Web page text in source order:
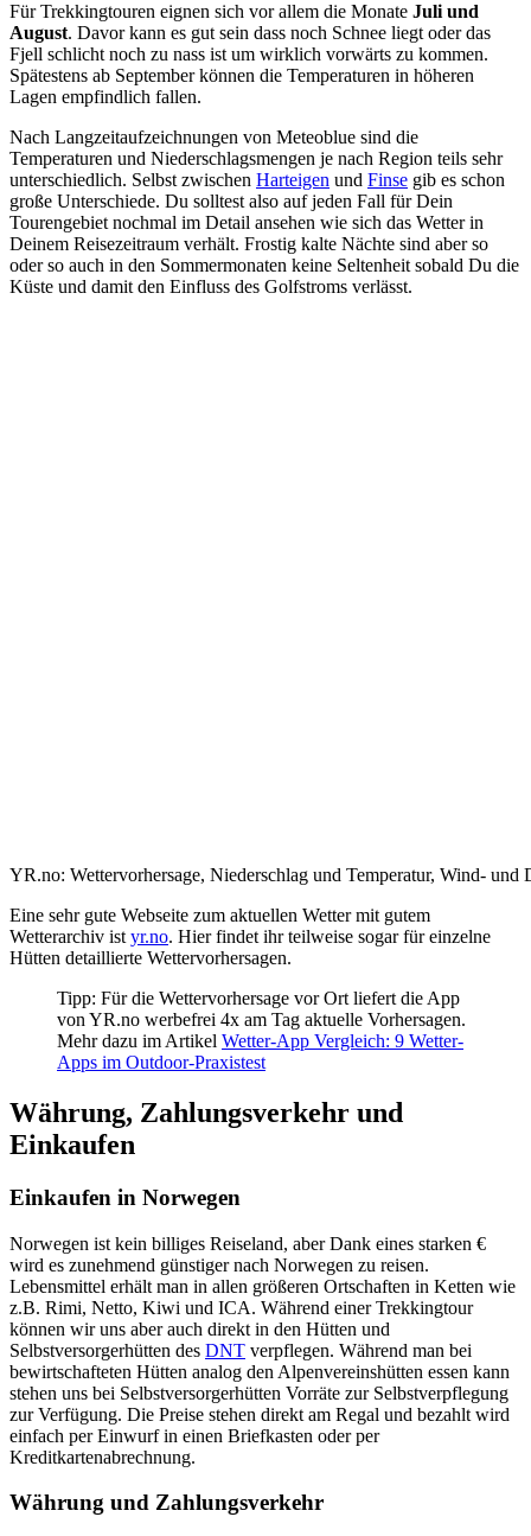
Für Trekkingtouren eignen sich vor allem die Monate Juli und
August. Davor kann es gut sein dass noch Schnee liegt oder das
Fjell schlicht noch zu nass ist um wirklich vorwärts zu kommen.
Spätestens ab September können die Temperaturen in höheren
Lagen empfindlich fallen.
Nach Langzeitaufzeichnungen von Meteoblue sind die
Temperaturen und Niederschlagsmengen je nach Region teils sehr
unterschiedlich. Selbst zwischen Harteigen und Finse gib es schon
große Unterschiede. Du solltest also auf jeden Fall für Dein
Tourengebiet nochmal im Detail ansehen wie sich das Wetter in
Deinem Reisezeitraum verhält. Frostig kalte Nächte sind aber so
oder so auch in den Sommermonaten keine Seltenheit sobald Du die
Küste und damit den Einfluss des Golfstroms verlässt.
YR.no: Wettervorhersage, Niederschlag und Temperatur, Wind- und
Eine sehr gute Webseite zum aktuellen Wetter mit gutem
Wetterarchiv ist yr.no. Hier findet ihr teilweise sogar für einzelne
Hütten detaillierte Wettervorhersagen.
Tipp: Für die Wettervorhersage vor Ort liefert die App
von YR.no werbefrei 4x am Tag aktuelle Vorhersagen.
Mehr dazu im Artikel Wetter-App Vergleich: 9 Wetter-
Apps im Outdoor-Praxistest
Währung, Zahlungsverkehr und
Einkaufen
Einkaufen in Norwegen
Norwegen ist kein billiges Reiseland, aber Dank eines starken €
wird es zunehmend günstiger nach Norwegen zu reisen.
Lebensmittel erhält man in allen größeren Ortschaften in Ketten wie
z.B. Rimi, Netto, Kiwi und ICA. Während einer Trekkingtour
können wir uns aber auch direkt in den Hütten und
Selbstversorgerhütten des DNT verpflegen. Während man bei
bewirtschafteten Hütten analog den Alpenvereinshütten essen kann
stehen uns bei Selbstversorgerhütten Vorräte zur Selbstverpflegung
zur Verfügung. Die Preise stehen direkt am Regal und bezahlt wird
einfach per Einwurf in einen Briefkasten oder per
Kreditkartenabrechnung.
Währung und Zahlungsverkehr